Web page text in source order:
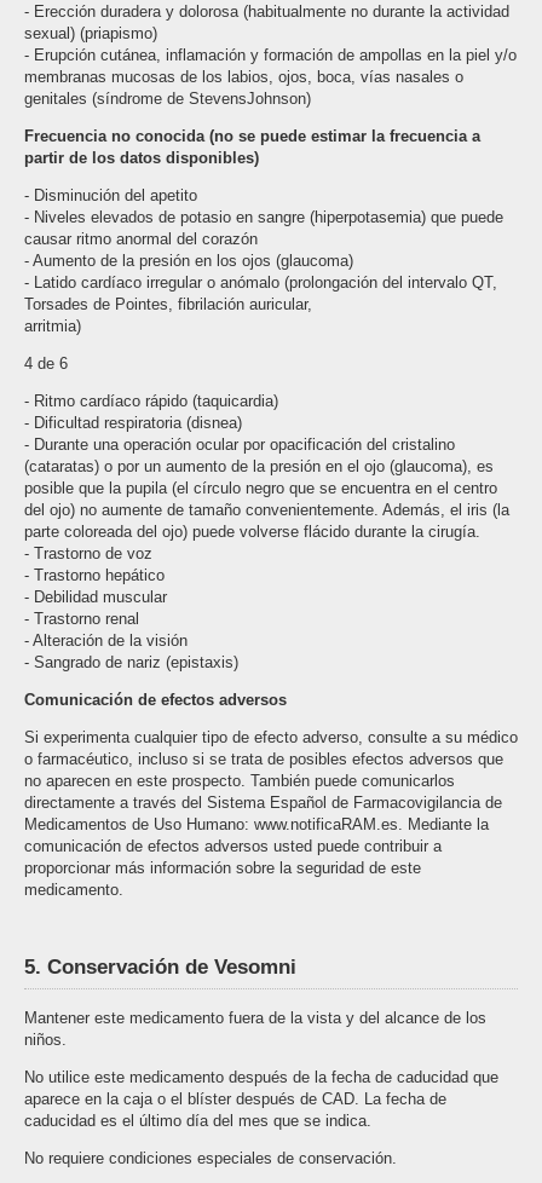
- Erección duradera y dolorosa (habitualmente no durante la actividad
sexual) (priapismo)
- Erupción cutánea, inflamación y formación de ampollas en la piel y/o
membranas mucosas de los labios, ojos, boca, vías nasales o
genitales (síndrome de Stevens­Johnson)
Frecuencia no conocida (no se puede estimar la frecuencia a
partir de los datos disponibles)
- Disminución del apetito
- Niveles elevados de potasio en sangre (hiperpotasemia) que puede
causar ritmo anormal del corazón
- Aumento de la presión en los ojos (glaucoma)
- Latido cardíaco irregular o anómalo (prolongación del intervalo QT,
Torsades de Pointes, fibrilación auricular,
arritmia)
4 de 6
- Ritmo cardíaco rápido (taquicardia)
- Dificultad respiratoria (disnea)
- Durante una operación ocular por opacificación del cristalino
(cataratas) o por un aumento de la presión en el ojo (glaucoma), es
posible que la pupila (el círculo negro que se encuentra en el centro
del ojo) no aumente de tamaño convenientemente. Además, el iris (la
parte coloreada del ojo) puede volverse flácido durante la cirugía.
- Trastorno de voz
- Trastorno hepático
- Debilidad muscular
- Trastorno renal
- Alteración de la visión
- Sangrado de nariz (epistaxis)
Comunicación de efectos adversos
Si experimenta cualquier tipo de efecto adverso, consulte a su médico
o farmacéutico, incluso si se trata de posibles efectos adversos que
no aparecen en este prospecto. También puede comunicarlos
directamente a través del Sistema Español de Farmacovigilancia de
Medicamentos de Uso Humano: www.notificaRAM.es. Mediante la
comunicación de efectos adversos usted puede contribuir a
proporcionar más información sobre la seguridad de este
medicamento.
5. Conservación de Vesomni
Mantener este medicamento fuera de la vista y del alcance de los
niños.
No utilice este medicamento después de la fecha de caducidad que
aparece en la caja o el blíster después de CAD. La fecha de
caducidad es el último día del mes que se indica.
No requiere condiciones especiales de conservación.